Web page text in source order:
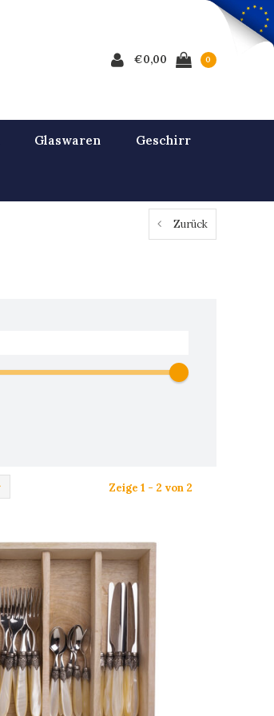
€0,00 0
Glaswaren Geschirr
Zurück
Zeige 1 - 2 von 2